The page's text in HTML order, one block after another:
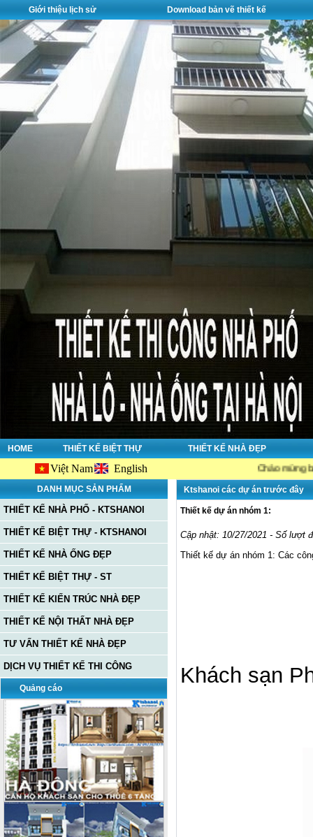
Giới thiệu lịch sử Download bản vẽ thiết kế
HOME THIẾT KẾ BIỆT THỰ THIẾT KẾ NHÀ ĐẸP
Việt Nam English Chào mừng bạn
DANH MỤC SẢN PHẨM
THIẾT KẾ NHÀ PHỐ - KTSHANOI
THIẾT KẾ BIỆT THỰ - KTSHANOI
THIẾT KẾ NHÀ ỐNG ĐẸP
THIẾT KẾ BIỆT THỰ - ST
THIẾT KẾ KIẾN TRÚC NHÀ ĐẸP
THIẾT KẾ NỘI THẤT NHÀ ĐẸP
TƯ VẤN THIẾT KẾ NHÀ ĐẸP
DỊCH VỤ THIẾT KẾ THI CÔNG
Quảng cáo
Ktshanoi các dự án trước đây
Thiết kế dự án nhóm 1:
Cập nhật: 10/27/2021 - Số lượt
Thiết kế dự án nhóm 1: Các
Khách sạn